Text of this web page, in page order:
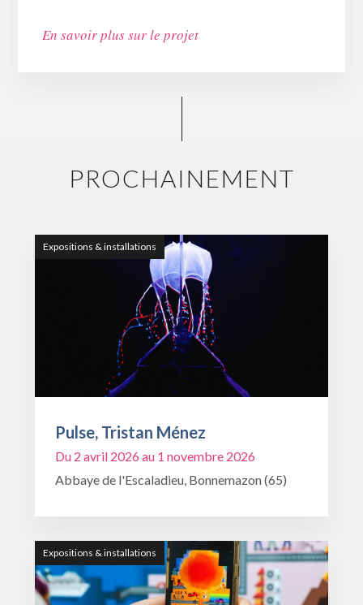
En savoir plus sur le projet
PROCHAINEMENT
Expositions & installations
Pulse, Tristan Ménez
Du 2 avril 2026 au 1 novembre 2026
Abbaye de l'Escaladieu, Bonnemazon (65)
Expositions & installations